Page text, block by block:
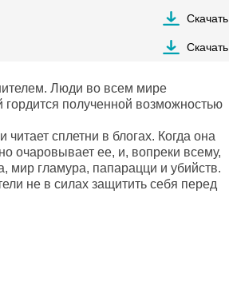
Скачать
Скачать
Люди во всем мире
полученной возможностью
сплетни в блогах. Когда она
очаровывает ее, и, вопреки всему,
мир гламура, папарацци и убийств.
не в силах защитить себя перед